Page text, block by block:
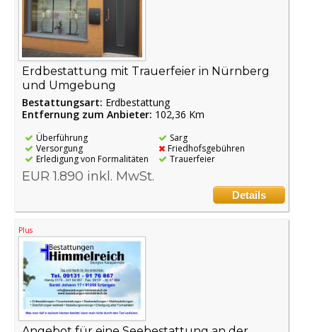
Erdbestattung mit Trauerfeier in Nürnberg
und Umgebung
Bestattungsart: Erdbestattung
Entfernung zum Anbieter: 102,36 Km
Überführung
Versorgung
Erledigung von Formalitäten
Sarg
Friedhofsgebühren
Trauerfeier
EUR 1.890 inkl. MwSt.
Details
Plus